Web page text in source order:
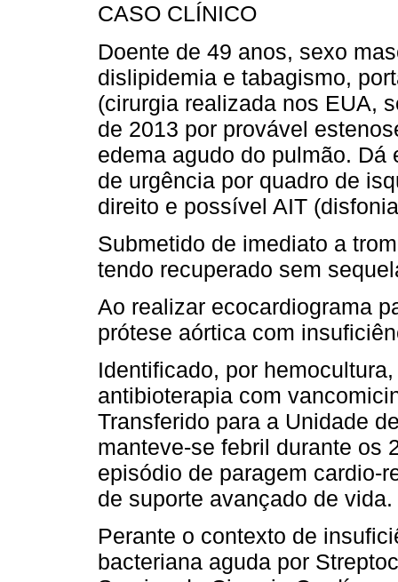
CASO CLÍNICO
Doente de 49 anos, sexo
dislipidemia e tabagismo,
(cirurgia realizada nos EUA,
de 2013 por provável
edema agudo do pulmão.
de urgência por quadro de
direito e possível AIT
Submetido de imediato a
tendo recuperado sem
Ao realizar ecocardiograma
prótese aórtica com
Identificado, por
antibioterapia com
Transferido para a Unidade
manteve-se febril durante os
episódio de paragem cardio-
de suporte avançado de vida.
Perante o contexto de
bacteriana aguda por